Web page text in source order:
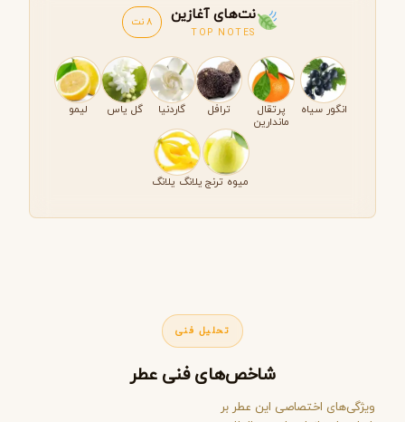
نت‌های آغازین
TOP NOTES
8 نت
انگور سیاه
پرتقال
ماندارین
ترافل گاردنیا گل یاس لیمو
میوه ترنج یلانگ یلانگ
تحلیل فنی
شاخص‌های فنی عطر
ویژگی‌های اختصاصی این عطر بر